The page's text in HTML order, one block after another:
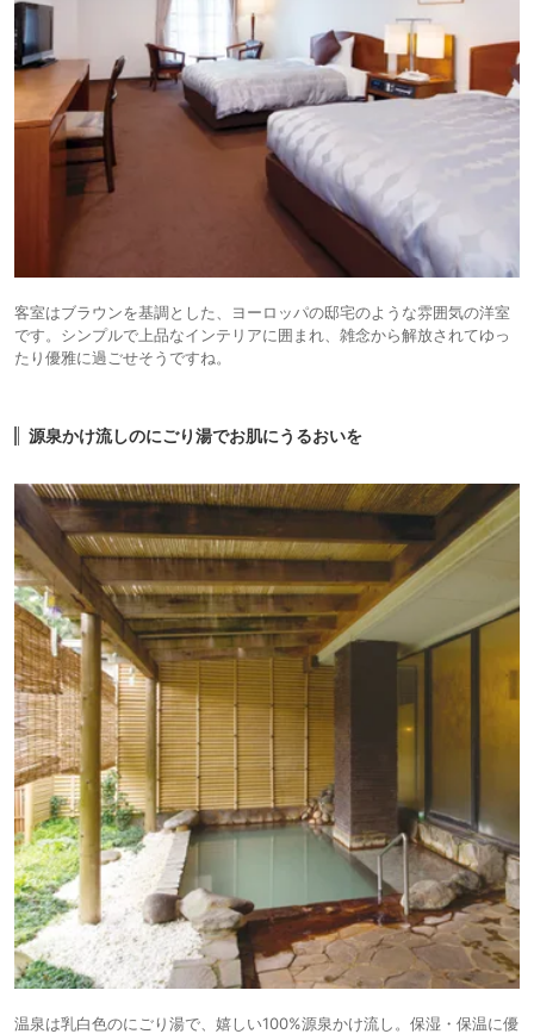
客室はブラウンを基調とした、ヨーロッパの邸宅のような雰囲気の洋室
です。シンプルで上品なインテリアに囲まれ、雑念から解放されてゆっ
たり優雅に過ごせそうですね。
源泉かけ流しのにごり湯でお肌にうるおいを
温泉は乳白色のにごり湯で、嬉しい100%源泉かけ流し。保湿・保温に優